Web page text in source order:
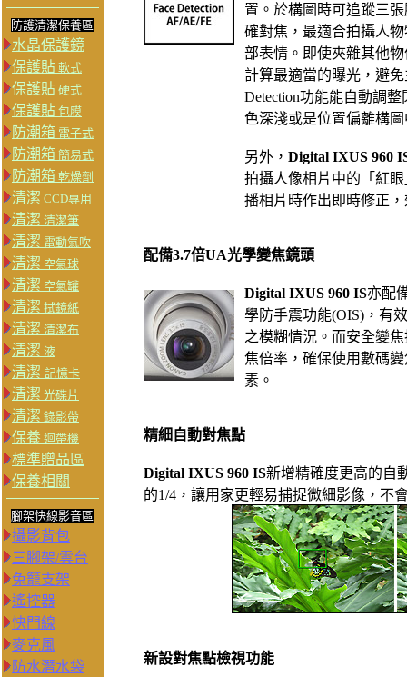
防護清潔保養區
水晶保護鏡
保護貼 軟式
保護貼 硬式
保護貼 包膜
防潮箱 電子式
防潮箱 簡易式
防潮箱 乾燥劑
清潔 CCD專用
清潔 清潔筆
清潔 電動氣吹
清潔 空氣球
清潔 空氣罐
清潔 拭鏡紙
清潔 清潔布
清潔 液
清潔 記憶卡
清潔 光碟片
清潔 錄影帶
保養 迴帶機
標準贈品區
保養相關
腳架快線影音區
攝影背包
三腳架/雲台
兔籠支架
遙控器
快門線
麥克風
防水潛水袋
置。於構圖時可追蹤三
確對焦，最適合拍攝人
部表情。即使夾雜其他
計算最適當的曝光，避
Detection功能能自動調
色深淺或是位置偏離構
另外， Digital IXUS 960
拍攝人像相片中的「紅
播相片時作出即時修正
配備3.7倍UA光學變焦鏡頭
Digital IXUS 960 IS亦配
學防手震功能(OIS)，有
之模糊情況。而安全變
焦倍率，確保使用數碼
素。
精細自動對焦點
Digital IXUS 960 IS新增精確度更高的自
的1/4，讓用家更輕易捕捉微細影像，不
新設對焦點檢視功能